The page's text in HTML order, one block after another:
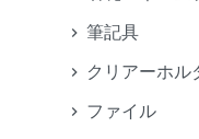
筆記具
クリアーホル
ファイル